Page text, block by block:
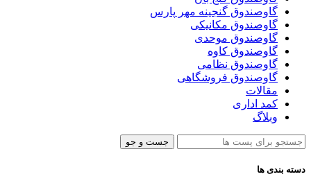
گاوصندوق گنجینه مهر پارس
گاوصندوق مکانیکی
گاوصندوق موحدی
گاوصندوق کاوه
گاوصندوق نظامی
گاوصندوق فروشگاهی
مقالات
کمد اداری
وبلاگ
جست و جو
دسته بندی ها